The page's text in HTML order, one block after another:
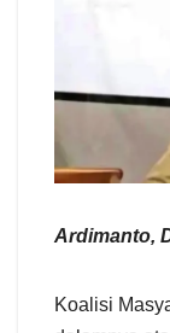
Ardimanto,
Koalisi